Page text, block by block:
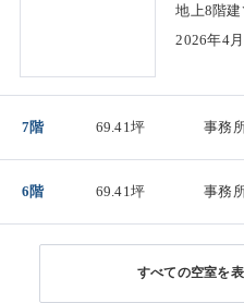
地上8階建
2026年4月
7階 69.41坪 事務
6階 69.41坪 事務